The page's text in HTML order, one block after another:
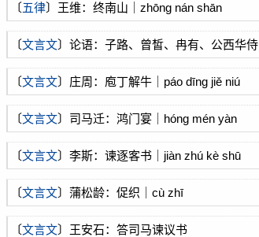
〔五律〕王维：终南山｜zhōng nán shān
〔文言文〕论语：子路、曾皙、冉有、公西华侍
坐
〔文言文〕庄周：庖丁解牛｜páo dīng jiě niú
〔文言文〕司马迁：鸿门宴｜hóng mén yàn
〔文言文〕李斯：谏逐客书｜jiàn zhú kè shū
〔文言文〕蒲松龄：促织｜cù zhī
〔文言文〕王安石：答司马谏议书